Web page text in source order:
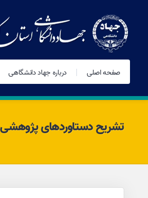
صفحه اصلی درباره جهاد دانشگاهی
تشریح دستاوردهای